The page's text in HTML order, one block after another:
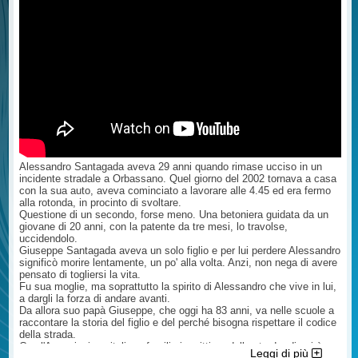
Cordiali Saluti Avv. Giuseppe
Incardona legale della A.I.F.V.S.-
Avvocato Cassazionista ...
conversazione ( da lui confessato e
confermato) ed è possibile che
ucciso mio padre per la seconda
volta. Volevo sapere se possiamo
fare qualcosa contro questa
sentenza iniqua ed offensiva per
mio padre e per noi? ...
obblighi nei confronti del cliente che
sono inderogabili. Certo resta il
ipotizzo) le è stato liquidato un
acconto ( con relativo rimborso della
parcella) e l'avvocato sta
procedendo giudizialmente per il
maggior danno. In questa ipotesi, i
tempi lunghi, nonostante sia tutto
ok, è la norma. E non dipendono
dall'Avvocato. Mi faccia sapere
Cordialmente Avv. Giuseppe
Incardona ( fiduciario AIFVS sede di
Palermo e Milano) legale della
A.I.F.V.S.- sede di Palermo e Milano
- Avvocato Cassazionista ...
Alessandro Santagada aveva 29 anni quando rimase ucciso in un
incidente stradale a Orbassano. Quel giorno del 2002 tornava a casa
con la sua auto, aveva cominciato a lavorare alle 4.45 ed era fermo
alla rotonda, in procinto di svoltare.
Questione di un secondo, forse meno. Una betoniera guidata da un
giovane di 20 anni, con la patente da tre mesi, lo travolse,
uccidendolo.
Giuseppe Santagada aveva un solo figlio e per lui perdere Alessandro
significò morire lentamente, un po' alla volta. Anzi, non nega di avere
pensato di togliersi la vita.
Fu sua moglie, ma soprattutto la spirito di Alessandro che vive in lui,
a dargli la forza di andare avanti.
Da allora suo papà Giuseppe, che oggi ha 83 anni, va nelle scuole a
raccontare la storia del figlio e del perché bisogna rispettare il codice
della strada.
Con l'Associazione italiana familiari e vittime della strada, di cui è
Leggi di più